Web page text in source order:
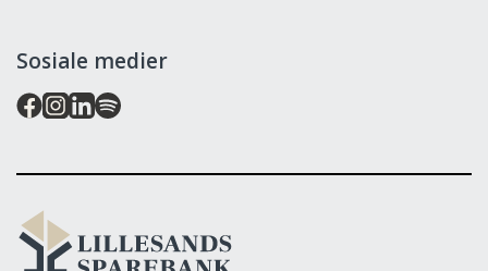
Sosiale medier
Lillesands
Sparebank